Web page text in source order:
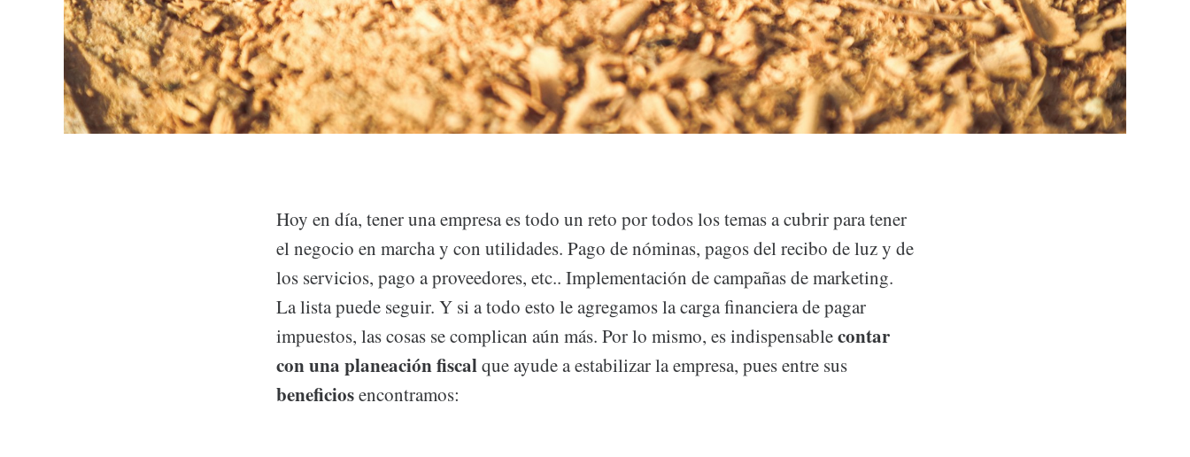
Hoy en día, tener una empresa es todo un reto por todos los temas a cubrir para tener
el negocio en marcha y con utilidades. Pago de nóminas, pagos del recibo de luz y de
los servicios, pago a proveedores, etc.. Implementación de campañas de marketing.
La lista puede seguir. Y si a todo esto le agregamos la carga financiera de pagar
impuestos, las cosas se complican aún más. Por lo mismo, es indispensablecontar
con una planeación fiscalque ayude a estabilizar la empresa, pues entre sus
beneficiosencontramos: